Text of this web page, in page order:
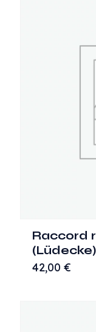
Raccord
(Lüdecke)
42,00 €